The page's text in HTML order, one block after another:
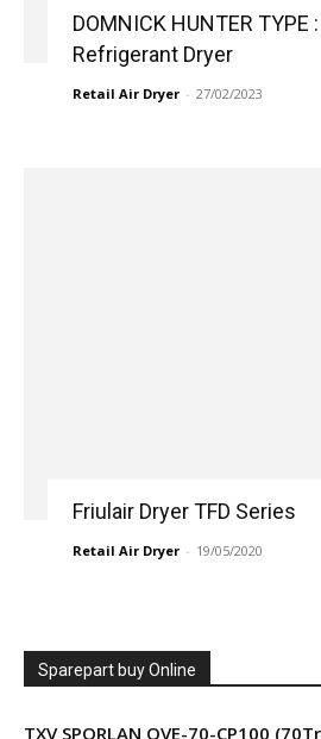
DOMNICK HUNTER TYPE
Refrigerant Dryer
Retail Air Dryer - 27/02/2023
Friulair Dryer TFD Series
Retail Air Dryer - 19/05/2020
Sparepart buy Online
TXV SPORLAN OVE-70-CP100